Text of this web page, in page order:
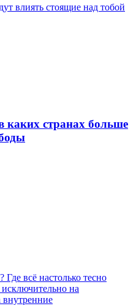
влиять стоящие над тобой
каких странах больше
всё настолько тесно
исключительно на
внутренние